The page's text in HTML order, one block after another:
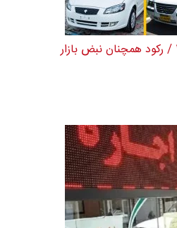
قیمت خودرو امروز 17 تیر 1405 / رکود همچنان نبض بازار